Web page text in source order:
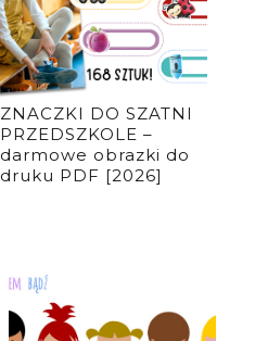
ZNACZKI DO SZATNI
PRZEDSZKOLE –
darmowe obrazki do
druku PDF [2026]